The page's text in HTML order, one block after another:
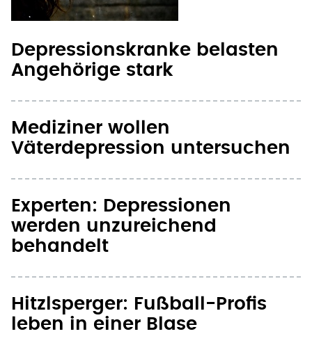
Depressionskranke belasten
Angehörige stark
Mediziner wollen
Väterdepression untersuchen
Experten: Depressionen
werden unzureichend
behandelt
Hitzlsperger: Fußball-Profis
leben in einer Blase